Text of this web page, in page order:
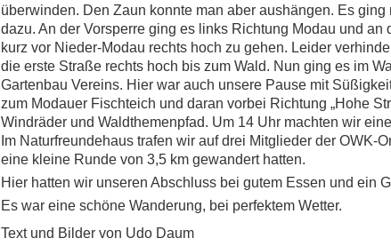
überwinden. Den Zaun konnte man aber aushängen. Es
dazu. An der Vorsperre ging es links Richtung Modau und an
kurz vor Nieder-Modau rechts hoch zu gehen. Leider
die erste Straße rechts hoch bis zum Wald. Nun ging es im
Gartenbau Vereins. Hier war auch unsere Pause mit
zum Modauer Fischteich und daran vorbei Richtung „Hohe
Windräder und Waldthemenpfad. Um 14 Uhr machten wir
Im Naturfreundehaus trafen wir auf drei Mitglieder der
eine kleine Runde von 3,5 km gewandert hatten.
Hier hatten wir unseren Abschluss bei gutem Essen und ein
Es war eine schöne Wanderung, bei perfektem Wetter.
Text und Bilder von Udo Daum